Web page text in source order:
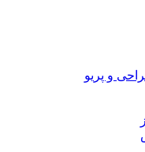
و پریو